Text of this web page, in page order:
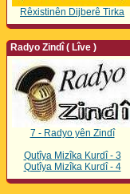
Rêxistinên Dijberê Tirka
Radyo Zindî ( Lîve )
7 - Radyo yên Zindî
Qutîya Mizîka Kurdî - 3
Qutîya Mizîka Kurdî - 4